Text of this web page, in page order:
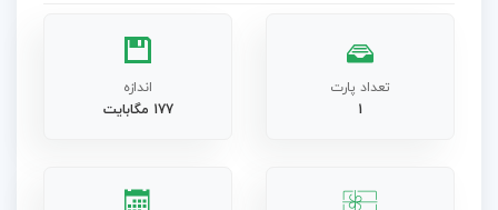
تعداد پارت
1
اندازه
177 مگابایت